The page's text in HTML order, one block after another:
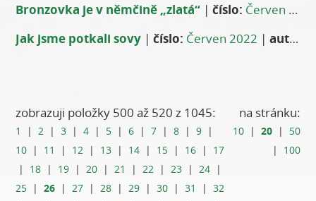
Bronzovka je v němčině „zlatá“ |číslo: Červen 2022
Jak jsme potkali sovy |číslo: Červen 2022 |autor:
zobrazuji položky 500 až 520 z 1045:
1 | 2 |3 |4 | 5 |6 |7 |8 |9 |
10 | 11 | 12 | 13 | 14 | 15 | 16 | 17
| 18 | 19 | 20 | 21 | 22 | 23 | 24 |
25 |26 | 27 | 28 | 29 |30 |31 |32
na stránku:
10| 20| 50
| 100